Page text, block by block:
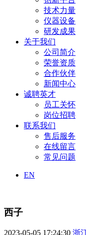
技术力量
仪器设备
研发成果
关于我们
公司简介
荣誉资质
合作伙伴
新闻中心
诚聘英才
员工关怀
岗位招聘
联系我们
售后服务
在线留言
常见问题
EN
西子
2023-05-05 17:24:30 浙